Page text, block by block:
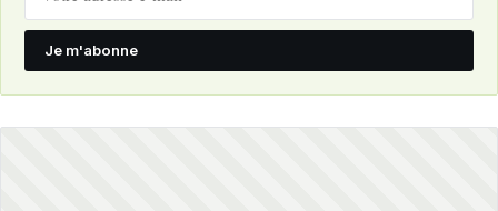
Je m'abonne